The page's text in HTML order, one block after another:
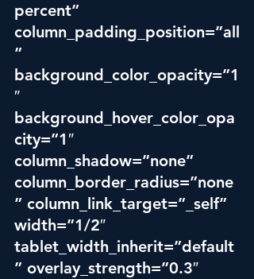
percent”
column_padding_position=”all
”
background_color_opacity=”1
″
background_hover_color_opa
city=”1″
column_shadow=”none”
column_border_radius=”none
” column_link_target=”_self”
width=”1/2″
tablet_width_inherit=”default
” overlay_strength=”0.3″